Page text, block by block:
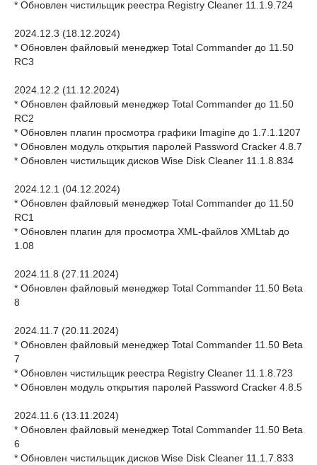
* Обновлен чистильщик реестра Registry Cleaner 11.1.9.724
2024.12.3 (18.12.2024)
* Обновлен файловый менеджер Total Commander до 11.50
RC3
2024.12.2 (11.12.2024)
* Обновлен файловый менеджер Total Commander до 11.50
RC2
* Обновлен плагин просмотра графики Imagine до 1.7.1.1207
* Обновлен модуль открытия паролей Password Cracker 4.8.7
* Обновлен чистильщик дисков Wise Disk Cleaner 11.1.8.834
2024.12.1 (04.12.2024)
* Обновлен файловый менеджер Total Commander до 11.50
RC1
* Обновлен плагин для просмотра XML-файлов XMLtab до
1.08
2024.11.8 (27.11.2024)
* Обновлен файловый менеджер Total Commander 11.50 Beta
8
2024.11.7 (20.11.2024)
* Обновлен файловый менеджер Total Commander 11.50 Beta
7
* Обновлен чистильщик реестра Registry Cleaner 11.1.8.723
* Обновлен модуль открытия паролей Password Cracker 4.8.5
2024.11.6 (13.11.2024)
* Обновлен файловый менеджер Total Commander 11.50 Beta
6
* Обновлен чистильщик дисков Wise Disk Cleaner 11.1.7.833